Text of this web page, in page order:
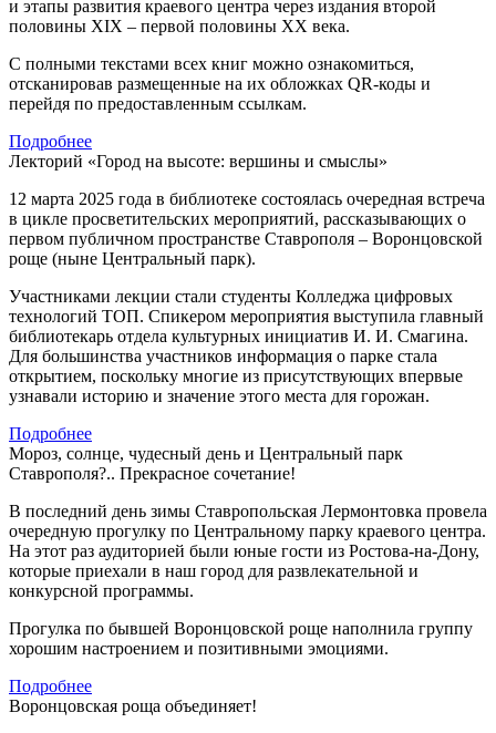
и этапы развития краевого центра через издания второй
половины XIX – первой половины XX века.
С полными текстами всех книг можно ознакомиться,
отсканировав размещенные на их обложках QR-коды и
перейдя по предоставленным ссылкам.
Подробнее
Лекторий «Город на высоте: вершины и смыслы»
12 марта 2025 года в библиотеке состоялась очередная встреча
в цикле просветительских мероприятий, рассказывающих о
первом публичном пространстве Ставрополя – Воронцовской
роще (ныне Центральный парк).
Участниками лекции стали студенты Колледжа цифровых
технологий ТОП. Спикером мероприятия выступила главный
библиотекарь отдела культурных инициатив И. И. Смагина.
Для большинства участников информация о парке стала
открытием, поскольку многие из присутствующих впервые
узнавали историю и значение этого места для горожан.
Подробнее
Мороз, солнце, чудесный день и Центральный парк
Ставрополя?.. Прекрасное сочетание!
В последний день зимы Ставропольская Лермонтовка провела
очередную прогулку по Центральному парку краевого центра.
На этот раз аудиторией были юные гости из Ростова-на-Дону,
которые приехали в наш город для развлекательной и
конкурсной программы.
Прогулка по бывшей Воронцовской роще наполнила группу
хорошим настроением и позитивными эмоциями.
Подробнее
Воронцовская роща объединяет!